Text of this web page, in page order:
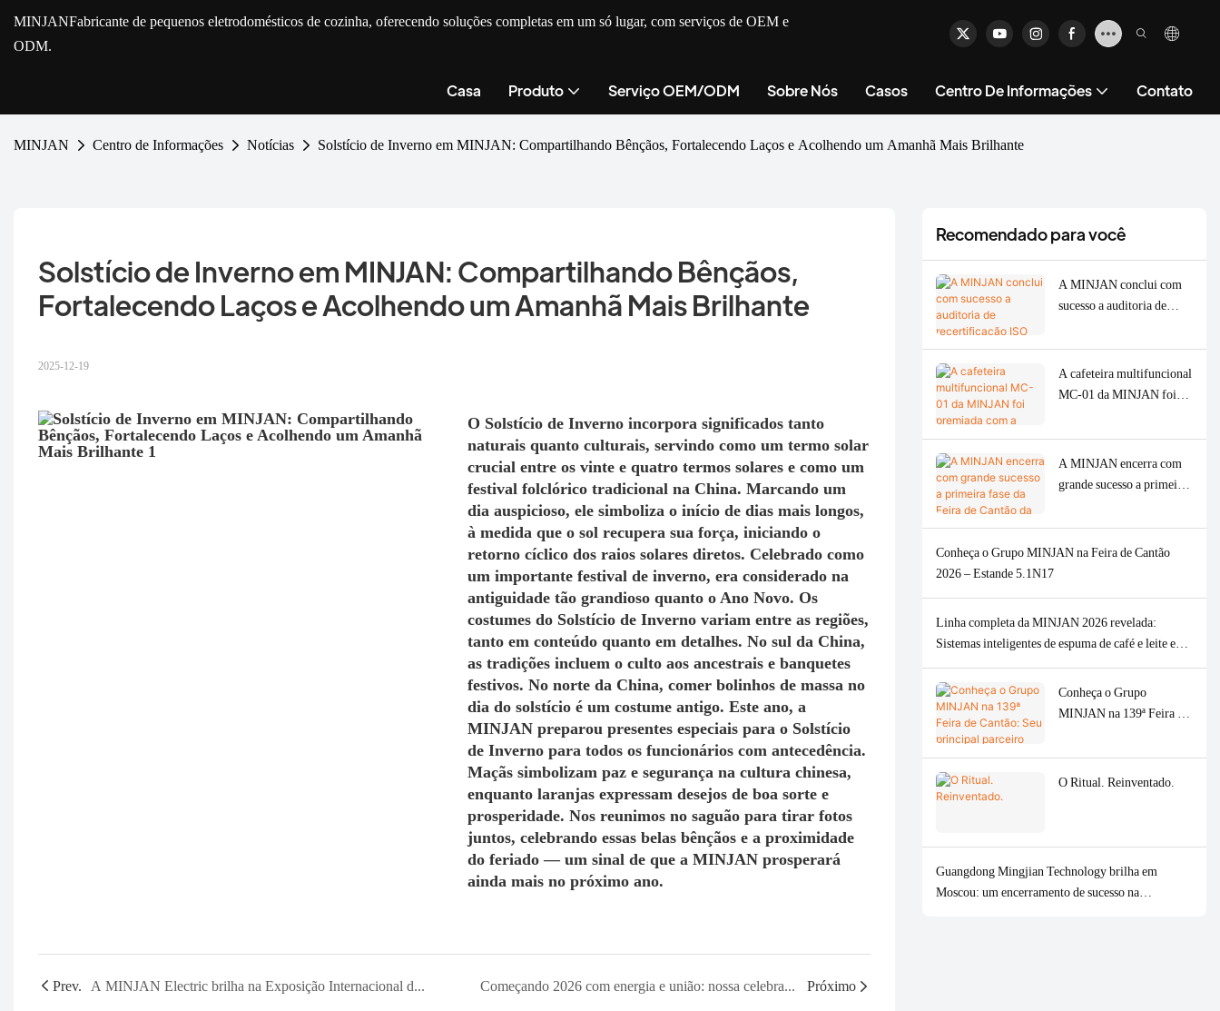
MINJANFabricante de pequenos eletrodomésticos de cozinha, oferecendo soluções completas em um só lugar, com serviços de OEM e
ODM.
Casa Produto Serviço OEM/ODM Sobre Nós Casos Centro De Informações Contato
MINJAN Centro de Informações Notícias Solstício de Inverno em MINJAN: Compartilhando Bênçãos, Fortalecendo Laços e Acolhendo um Amanhã Mais Brilhante
Solstício de Inverno em MINJAN: Compartilhando Bênçãos,
Fortalecendo Laços e Acolhendo um Amanhã Mais Brilhante
2025-12-19
O Solstício de Inverno incorpora significados tanto
naturais quanto culturais, servindo como um termo solar
crucial entre os vinte e quatro termos solares e como um
festival folclórico tradicional na China. Marcando um
dia auspicioso, ele simboliza o início de dias mais longos,
à medida que o sol recupera sua força, iniciando o
retorno cíclico dos raios solares diretos. Celebrado como
um importante festival de inverno, era considerado na
antiguidade tão grandioso quanto o Ano Novo. Os
costumes do Solstício de Inverno variam entre as regiões,
tanto em conteúdo quanto em detalhes. No sul da China,
as tradições incluem o culto aos ancestrais e banquetes
festivos. No norte da China, comer bolinhos de massa no
dia do solstício é um costume antigo. Este ano, a
MINJAN preparou presentes especiais para o Solstício
de Inverno para todos os funcionários com antecedência.
Maçãs simbolizam paz e segurança na cultura chinesa,
enquanto laranjas expressam desejos de boa sorte e
prosperidade. Nos reunimos no saguão para tirar fotos
juntos, celebrando essas belas bênçãos e a proximidade
do feriado — um sinal de que a MINJAN prosperará
ainda mais no próximo ano.
Prev. A MINJAN Electric brilha na Exposição Internacional do Brasil, com produtos inovadores que geram uma onda de cooperação. Começando 2026 com energia e união: nossa celebração do Ano Novo Chinês marca um início promissor para parcerias globais. Próximo
Recomendado para você
A MINJAN conclui com
sucesso a auditoria de
ISO 14001 para 2026,
fortalecendo a qualidade
ODM/OEM para
A cafeteira multifuncional
MC-01 da MINJAN foi
de prata no American
Good Design Award de
2026.
A MINJAN encerra com
grande sucesso a primeira
Primavera de 2026, com
forte demanda global por
Conheça o Grupo MINJAN na Feira de Cantão
2026 – Estande 5.1N17
Linha completa da MINJAN 2026 revelada:
Sistemas inteligentes de espuma de café e leite e
moedores de carne com design sofisticado.
Conheça o Grupo
MINJAN na 139ª Feira de
parceiro ODM/OEM para
eletrodomésticos de
O Ritual. Reinventado.
Guangdong Mingjian Technology brilha em
Moscou: um encerramento de sucesso na